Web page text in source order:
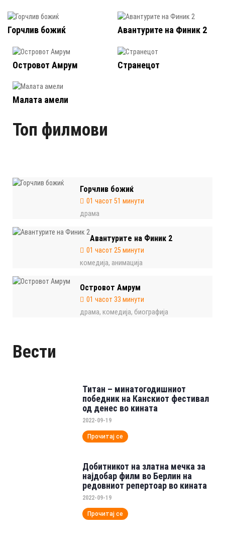
Горчлив божиќ Авантурите на Финик 2
Островот Амрум Странецот
Малата амели
Топ филмови
Горчлив божиќ
01 часот 51 минути
драма
Авантурите на Финик 2
01 часот 25 минути
комедија, анимација
Островот Амрум
01 часот 33 минути
драма, комедија, биографија
Вести
Титан – минатогодишниот
победник на Канскиот фестивал
од денес во кината
2022-09-19
Прочитај се
Добитникот на златна мечка за
најдобар филм во Берлин на
редовниот репертоар во кината
2022-09-19
Прочитај се